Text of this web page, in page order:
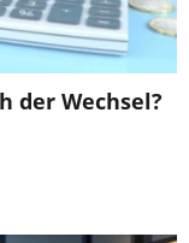
der Wechsel?